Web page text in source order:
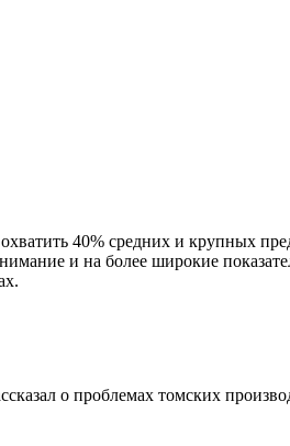
40% средних и крупных
и на более широкие
о проблемах томских